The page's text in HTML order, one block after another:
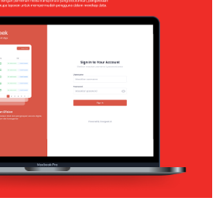
MANAGEMENT APP
Web Application